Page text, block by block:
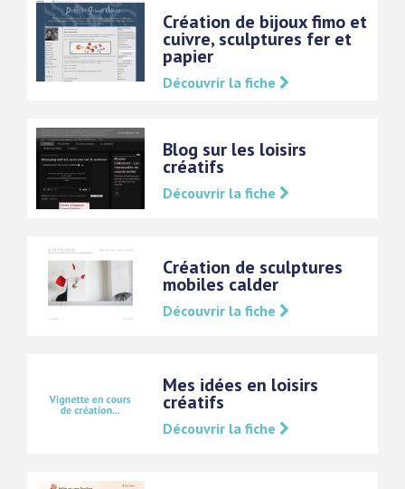
Création de bijoux fimo et
cuivre, sculptures fer et
papier
Découvrir la fiche
Blog sur les loisirs
créatifs
Découvrir la fiche
Création de sculptures
mobiles calder
Découvrir la fiche
Mes idées en loisirs
créatifs
Découvrir la fiche